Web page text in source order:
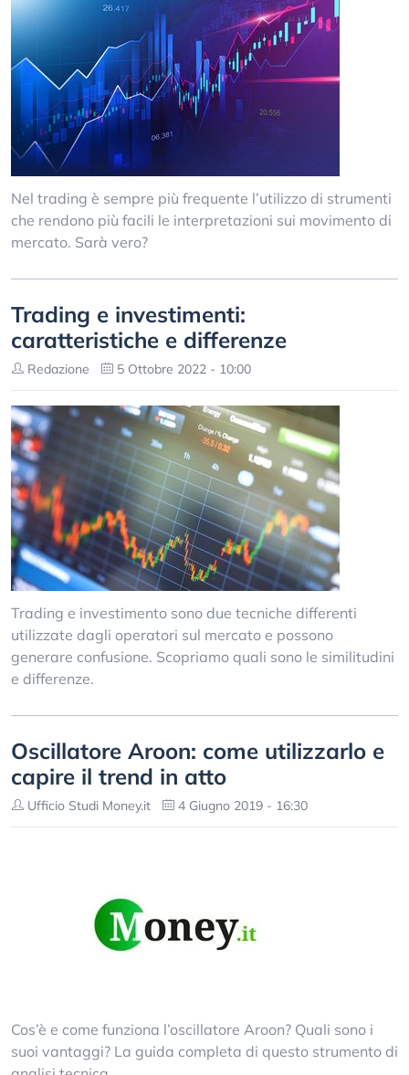
Nel trading è sempre più frequente l’utilizzo di strumenti
che rendono più facili le interpretazioni sui movimento di
mercato. Sarà vero?
Trading e investimenti:
caratteristiche e differenze
Redazione 5 Ottobre 2022 - 10:00
Trading e investimento sono due tecniche differenti
utilizzate dagli operatori sul mercato e possono
generare confusione. Scopriamo quali sono le similitudini
e differenze.
Oscillatore Aroon: come utilizzarlo e
capire il trend in atto
Ufficio Studi Money.it 4 Giugno 2019 - 16:30
Cos’è e come funziona l’oscillatore Aroon? Quali sono i
suoi vantaggi? La guida completa di questo strumento di